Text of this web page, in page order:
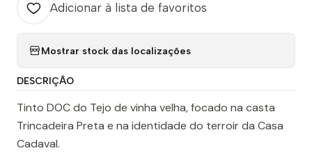
Adicionar à lista de favoritos
Mostrar stock das localizações
DESCRIÇÃO
Tinto DOC do Tejo de vinha velha, focado na casta
Trincadeira Preta e na identidade do terroir da Casa
Cadaval.